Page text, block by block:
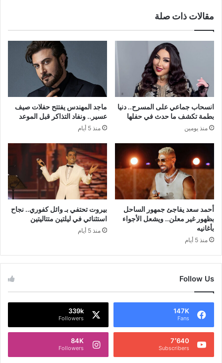
مقالات ذات صلة
انسحاب جماعي على المسرح.. دنيا
بطمة تكشف ما حدث في حفلها
منذ يومين
ماجد المهندس يفتتح حفلات صيف
عسير.. ونفاد التذاكر قبل الموعد
منذ 5 أيام
أحمد سعد يفاجئ جمهور الساحل
بظهور غير معلن.. ويشعل الأجواء
بأغانيه
منذ 5 أيام
بيروت تحتفي بـ وائل كفوري.. نجاح
استثنائي في ليلتين متتاليتين
منذ 5 أيام
Follow Us
147K
Fans
339k
Followers
7٬640
Subscribers
84K
Followers